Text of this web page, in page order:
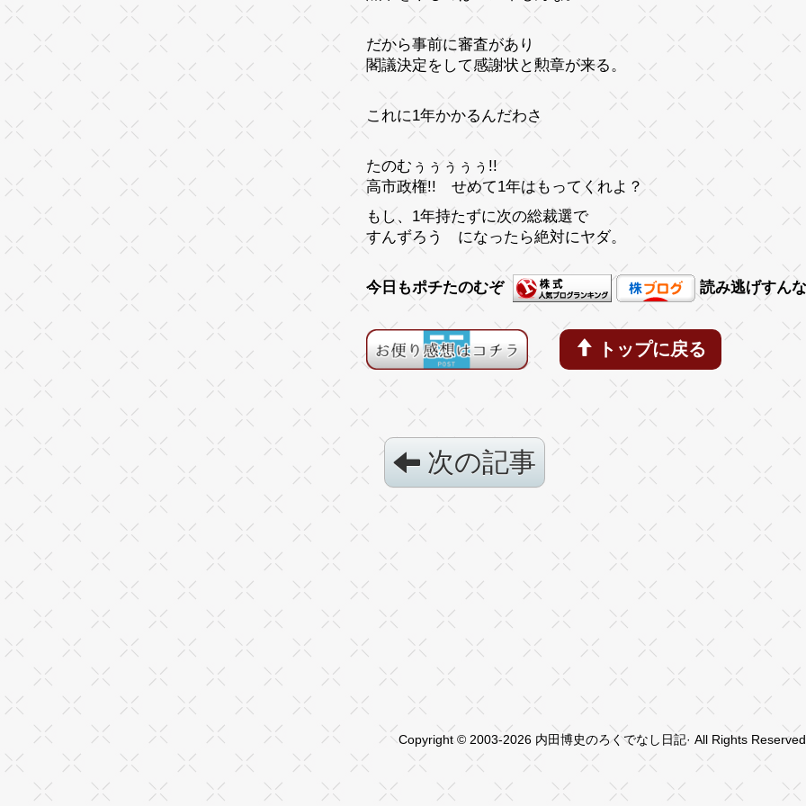
だから事前に審査があり
閣議決定をして感謝状と勲章が来る。
これに1年かかるんだわさ
たのむぅぅぅぅぅ!!
高市政権!! せめて1年はもってくれよ？
もし、1年持たずに次の総裁選で
すんずろう になったら絶対にヤダ。
今日もポチたのむぞ 読み逃げすん
トップに戻る
次の記事
Copyright © 2003-2026 内田博史のろくでなし日記· All Rights